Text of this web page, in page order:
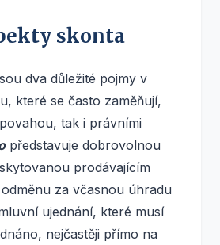
skonta
dva důležité pojmy v
které se často zaměňují,
tak i právními
představuje dobrovolnou
prodávajícím
za včasnou úhradu
ujednání, které musí
nejčastěji přímo na